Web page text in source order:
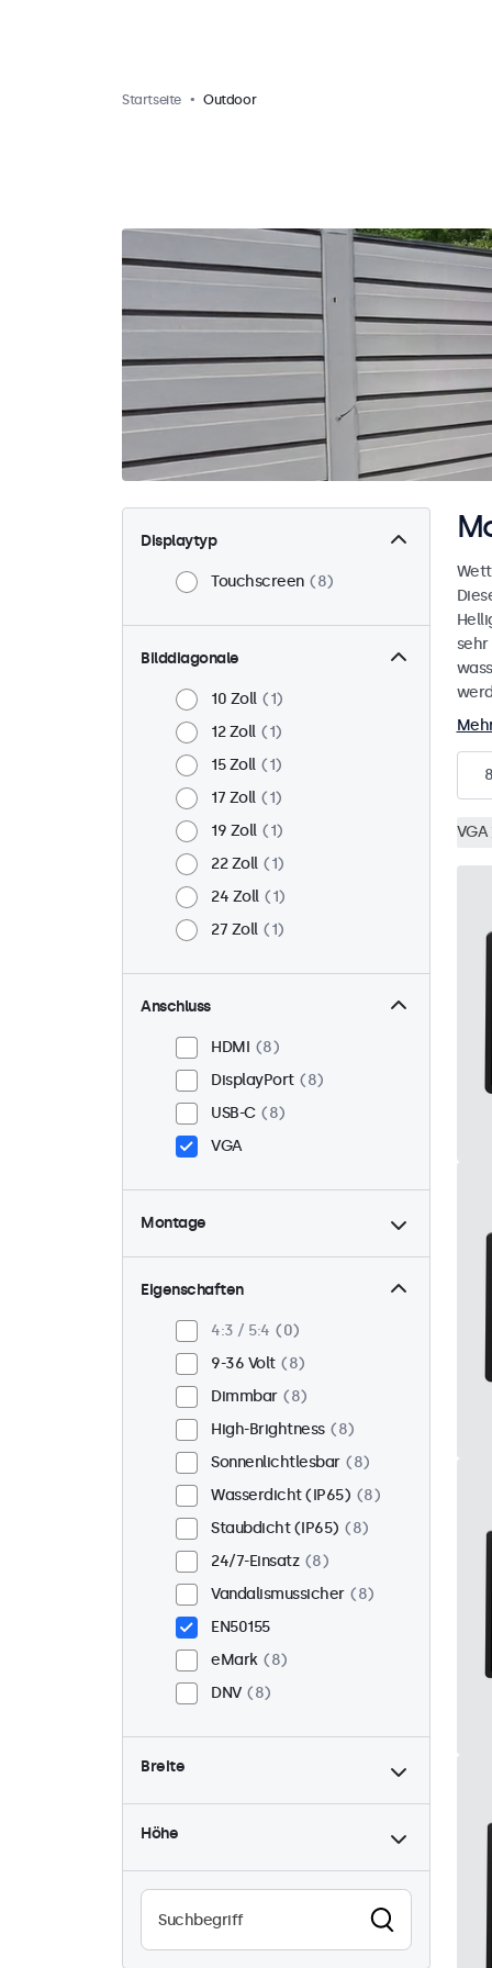
Startseite Outdoor
Displaytyp
Touchscreen 8
Bilddiagonale
10 Zoll
1
12 Zoll
1
15 Zoll
1
17 Zoll
1
19 Zoll
1
22 Zoll
1
24 Zoll
1
27 Zoll
1
Anschluss
HDMI
8
DisplayPort
8
USB-C
8
VGA
Montage
Panel-Mount
8
Einbau
VESA 75 x 75
VESA 100 x 100
Eigenschaften
4:3 / 5:4
0
9-36 Volt
8
Dimmbar
8
High-Brightness
8
Sonnenlichtlesbar
8
Wasserdicht (IP65)
8
Staubdicht (IP65)
8
24/7-Einsatz
8
Vandalismussicher
8
EN50155
eMark
8
DNV
8
Breite
Höhe
sehr
8
VGA